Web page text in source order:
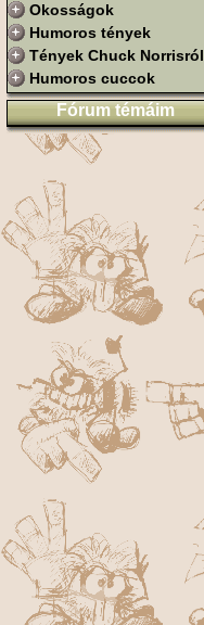
Okosságok
Humoros tények
Tények Chuck Norrisról
Humoros cuccok
Fórum témáim